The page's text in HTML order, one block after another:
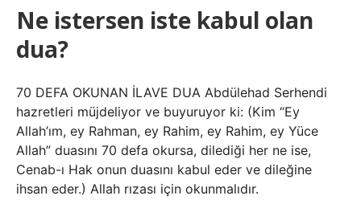
Ne istersen iste kabul olan
dua?
70 DEFA OKUNAN İLAVE DUA Abdülehad Serhendi
hazretleri müjdeliyor ve buyuruyor ki: (Kim “Ey
Allah’ım, ey Rahman, ey Rahim, ey Rahim, ey Yüce
Allah” duasını 70 defa okursa, dilediği her ne ise,
Cenab-ı Hak onun duasını kabul eder ve dileğine
ihsan eder.) Allah rızası için okunmalıdır.